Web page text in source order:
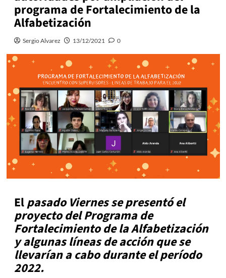
programa de Fortalecimiento de la
Alfabetización
Sergio Alvarez 13/12/2021 0
Elpasado Viernes se presentó el
proyecto del Programa de
Fortalecimiento de la Alfabetización
y algunas líneas de acción que se
llevarían a cabo durante el período
2022.